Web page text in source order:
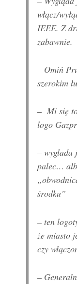
włącz/
IEEE. Z
zabawnie.
– Omiń
szerokim
– Mi się
logo
– wyglada
palec…
środku”
– ten
że miasto
czy
–